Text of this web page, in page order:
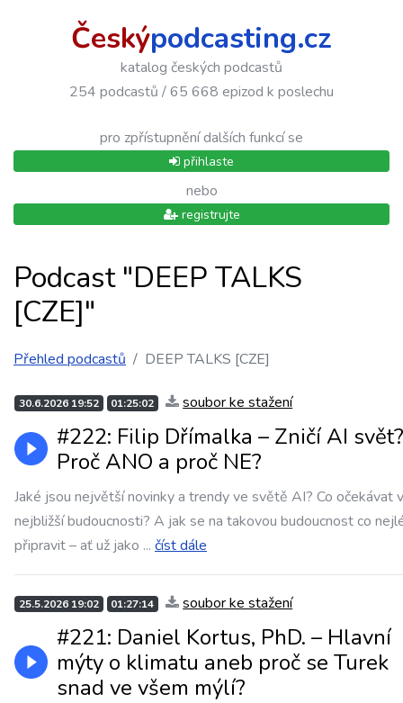
Českýpodcasting.cz
katalog českých podcastů
254 podcastů / 65 668 epizod k poslechu
pro zpřístupnění dalších funkcí se
přihlaste
nebo
registrujte
Podcast "DEEP TALKS
[CZE]"
Přehled podcastů DEEP TALKS [CZE]
30.6.2026 19:52 01:25:02 soubor ke stažení
#222: Filip Dřímalka – Zničí AI svět?
Proč ANO a proč NE?
Jaké jsou největší novinky a trendy ve světě AI? Co očekávat v
nejbližší budoucnosti? A jak se na takovou budoucnost co
připravit – ať už jako ... číst dále
25.5.2026 19:02 01:27:14 soubor ke stažení
#221: Daniel Kortus, PhD. – Hlavní
mýty o klimatu aneb proč se Turek
snad ve všem mýlí?